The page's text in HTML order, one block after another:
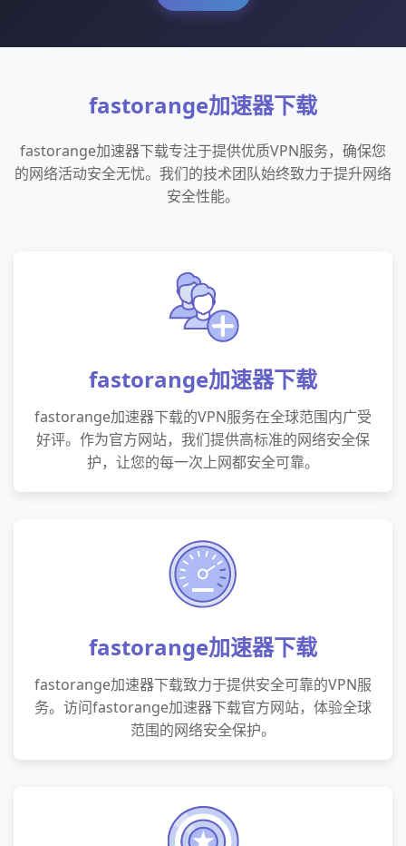
fastorange加速器下载
fastorange加速器下载专注于提供优质VPN服务，确保您
的网络活动安全无忧。我们的技术团队始终致力于提升网络
安全性能。
fastorange加速器下载
fastorange加速器下载的VPN服务在全球范围内广受
好评。作为官方网站，我们提供高标准的网络安全保
护，让您的每一次上网都安全可靠。
fastorange加速器下载
fastorange加速器下载致力于提供安全可靠的VPN服
务。访问fastorange加速器下载官方网站，体验全球
范围的网络安全保护。